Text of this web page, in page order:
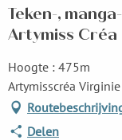
Teken-,
Artymiss Créa
Hoogte : 475m
Artymisscréa
Delen